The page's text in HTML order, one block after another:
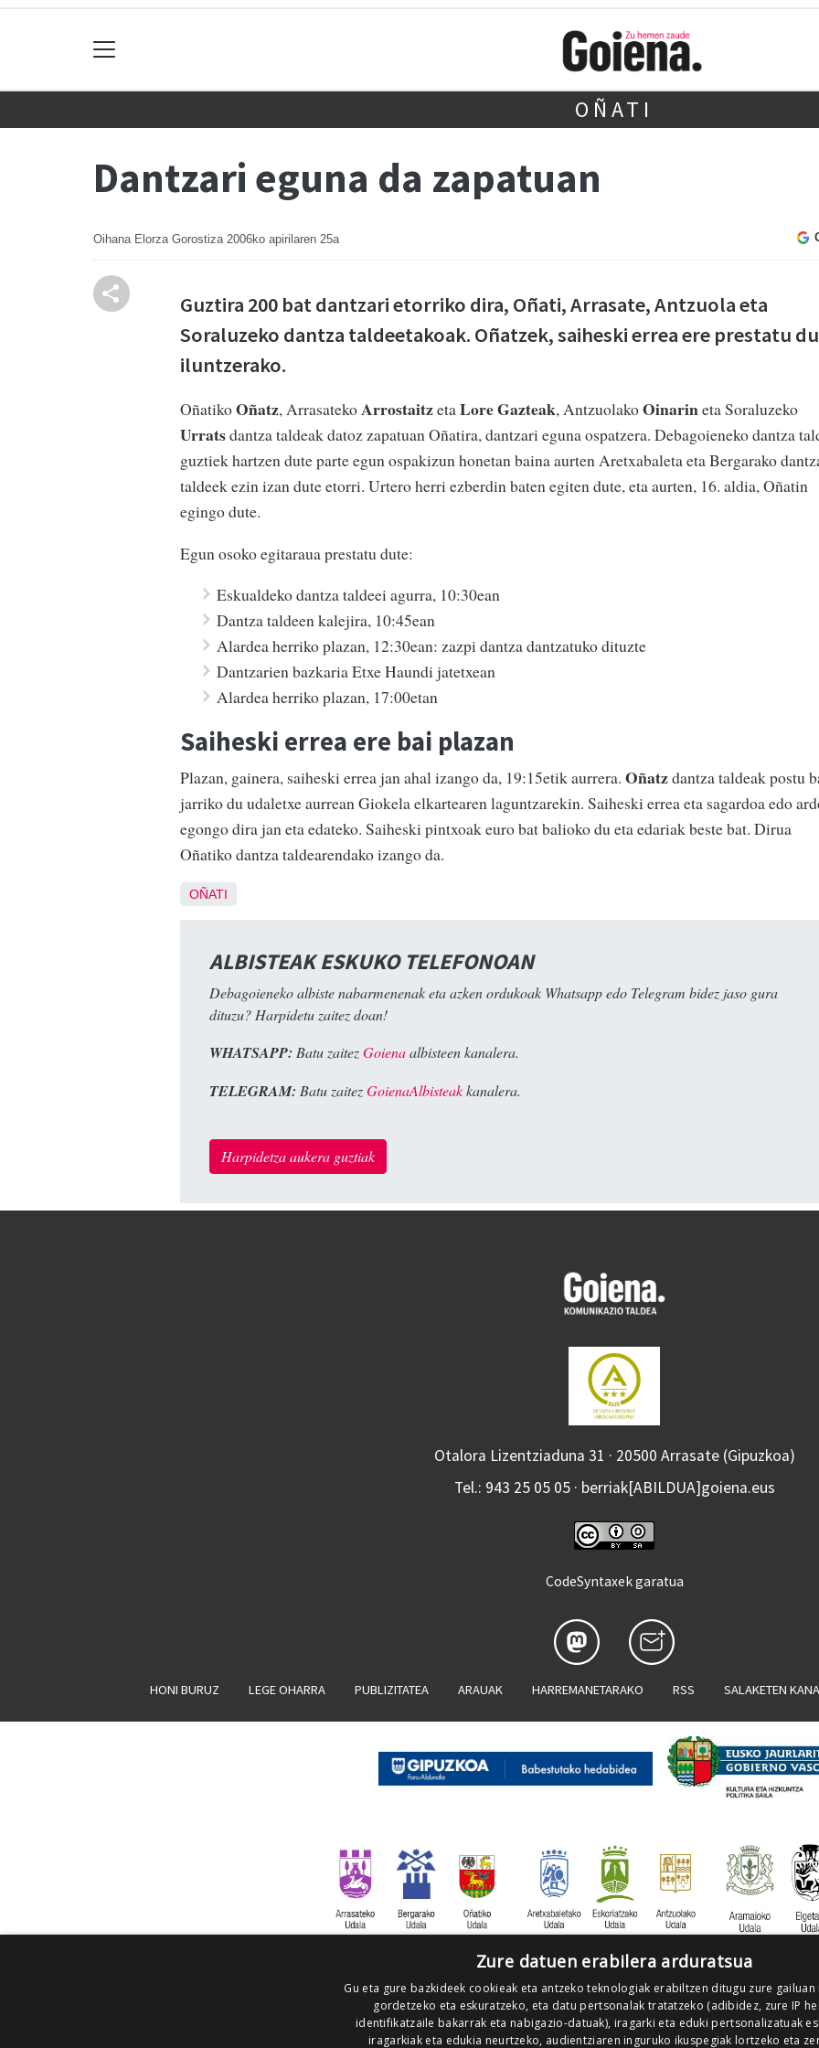
OÑATI
Dantzari eguna da zapatuan
Oihana Elorza Gorostiza 2006ko apirilaren 25a
Guztira 200 bat dantzari etorriko dira, Oñati, Arrasate, Antzuola eta
Soraluzeko dantza taldeetakoak. Oñatzek, saiheski errea ere prestatu du
iluntzerako.
OñatikoOñatz, ArrasatekoArrostaitzetaLore Gazteak, AntzuolakoOinarineta Soraluzeko
Urratsdantza taldeak datoz zapatuan Oñatira, dantzari eguna ospatzera. Debagoieneko dantza
guztiek hartzen dute parte egun ospakizun honetan baina aurten Aretxabaleta eta Bergarako
taldeek ezin izan dute etorri. Urtero herri ezberdin baten egiten dute, eta aurten, 16. aldia, Oñatin
egingo dute.
Egun osoko egitaraua prestatu dute:
Eskualdeko dantza taldeei agurra, 10:30ean
Dantza taldeen kalejira, 10:45ean
Alardea herriko plazan, 12:30ean: zazpi dantza dantzatuko dituzte
Dantzarien bazkaria Etxe Haundi jatetxean
Alardea herriko plazan, 17:00etan
Saiheski errea ere bai plazan
Plazan, gainera, saiheski errea jan ahal izango da, 19:15etik aurrera. Oñatzdantza taldeak postu
jarriko du udaletxe aurrean Giokela elkartearen laguntzarekin. Saiheski errea eta sagardoa edo
egongo dira jan eta edateko. Saiheski pintxoak euro bat balioko du eta edariak beste bat. Dirua
Oñatiko dantza taldearendako izango da.
OÑATI
ALBISTEAK ESKUKO TELEFONOAN
Debagoieneko albiste nabarmenenak eta azken ordukoak Whatsapp edo Telegram bidez jaso gura
dituzu? Harpidetu zaitez doan!
WHATSAPP: Batu zaitezGoienaalbisteen kanalera.
TELEGRAM: Batu zaitezGoienaAlbisteakkanalera.
Harpidetza aukera guztiak
Otalora Lizentziaduna 31 · 20500 Arrasate (Gipuzkoa)
Tel.: 943 25 05 05 · berriak[ABILDUA]goiena.eus
CodeSyntaxek garatua
HONI BURUZ LEGE OHARRA PUBLIZITATEA ARAUAK HARREMANETARAKO RSS SALAKETEN
Zure datuen erabilera arduratsua
Gu eta gure bazkideek cookieak eta antzeko teknologiak erabiltzen ditugu zure
gordetzeko eta eskuratzeko, eta datu pertsonalak tratatzeko (adibidez, zure IP
identifikatzaile bakarrak eta nabigazio-datuak), iragarki eta eduki pertsonalizatuak
iragarkiak eta edukia neurtzeko, audientziaren inguruko ikuspegiak lortzeko eta